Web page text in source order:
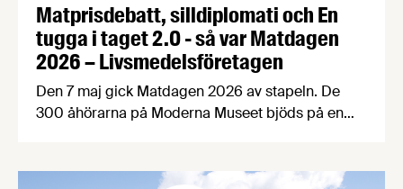
Matprisdebatt, silldiplomati och En
tugga i taget 2.0 - så var Matdagen
2026 – Livsmedelsföretagen
Den 7 maj gick Matdagen 2026 av stapeln. De
300 åhörarna på Moderna Museet bjöds på en
med Edward Blom, panelsamtal om